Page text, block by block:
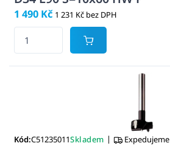
1 490 Kč 1 231 Kč bez DPH
Kód:C51235011Skladem | Expedujeme